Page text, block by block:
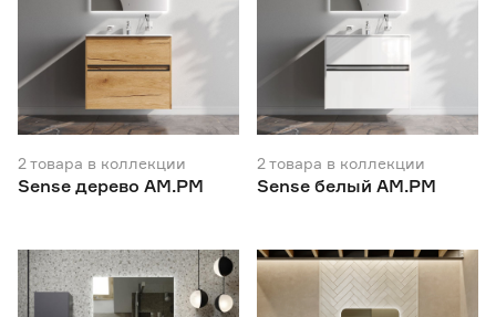
2 товара в коллекции
Sense дерево AM.PM
2 товара в коллекции
Sense белый AM.PM